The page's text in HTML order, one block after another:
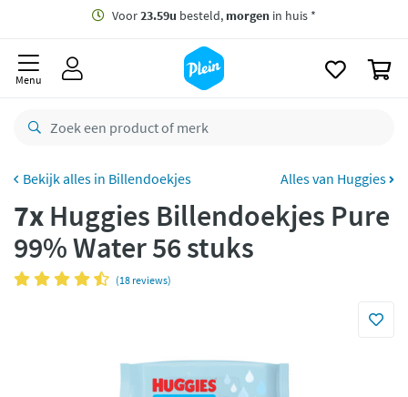
Gratisbezorging vanaf 35,- *
besteld,
retourneren
CO2 neutraal
Betaal met Klarna
Menu
Billendoekjes Alles van Huggies
7x Huggies Billendoekjes Pure
99% Water 56 stuks
(18 reviews)